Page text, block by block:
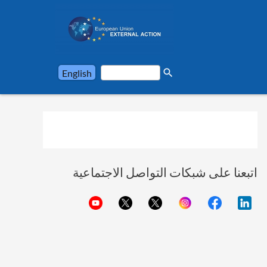
search
English
اتبعنا على شبكات التواصل الاجتماعية